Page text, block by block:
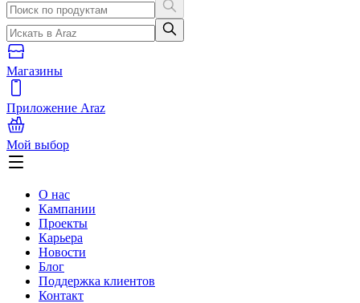
Магазины
Приложение Araz
Мой выбор
О нас
Кампании
Проекты
Карьера
Новости
Блог
Поддержка клиентов
Контакт